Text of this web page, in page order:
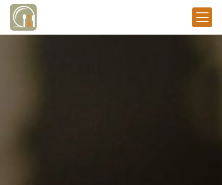
Panneau de gestion des cookies